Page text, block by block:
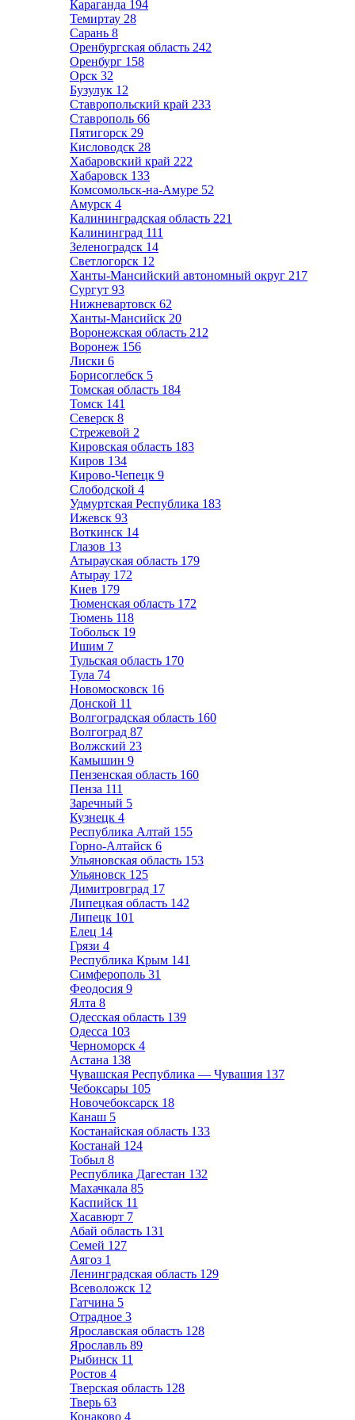
Караганда 194
Темиртау 28
Сарань 8
Оренбургская область 242
Оренбург 158
Орск 32
Бузулук 12
Ставропольский край 233
Ставрополь 66
Пятигорск 29
Кисловодск 28
Хабаровский край 222
Хабаровск 133
Комсомольск-на-Амуре 52
Амурск 4
Калининградская область 221
Калининград 111
Зеленоградск 14
Светлогорск 12
Ханты-Мансийский автономный округ 217
Сургут 93
Нижневартовск 62
Ханты-Мансийск 20
Воронежская область 212
Воронеж 156
Лиски 6
Борисоглебск 5
Томская область 184
Томск 141
Северск 8
Стрежевой 2
Кировская область 183
Киров 134
Кирово-Чепецк 9
Слободской 4
Удмуртская Республика 183
Ижевск 93
Воткинск 14
Глазов 13
Атырауская область 179
Атырау 172
Киев 179
Тюменская область 172
Тюмень 118
Тобольск 19
Ишим 7
Тульская область 170
Тула 74
Новомосковск 16
Донской 11
Волгоградская область 160
Волгоград 87
Волжский 23
Камышин 9
Пензенская область 160
Пенза 111
Заречный 5
Кузнецк 4
Республика Алтай 155
Горно-Алтайск 6
Ульяновская область 153
Ульяновск 125
Димитровград 17
Липецкая область 142
Липецк 101
Елец 14
Грязи 4
Республика Крым 141
Симферополь 31
Феодосия 9
Ялта 8
Одесская область 139
Одесса 103
Черноморск 4
Астана 138
Чувашская Республика — Чувашия 137
Чебоксары 105
Новочебоксарск 18
Канаш 5
Костанайская область 133
Костанай 124
Тобыл 8
Республика Дагестан 132
Махачкала 85
Каспийск 11
Хасавюрт 7
Абай область 131
Семей 127
Аягоз 1
Ленинградская область 129
Всеволожск 12
Гатчина 5
Отрадное 3
Ярославская область 128
Ярославль 89
Рыбинск 11
Ростов 4
Тверская область 128
Тверь 63
Конаково 4